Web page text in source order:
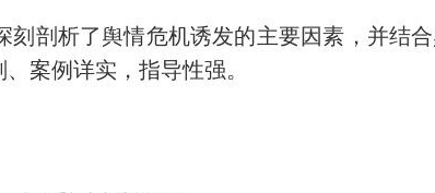
剖析了舆情危机诱发的主要因素，并结
案例详实，指导性强。